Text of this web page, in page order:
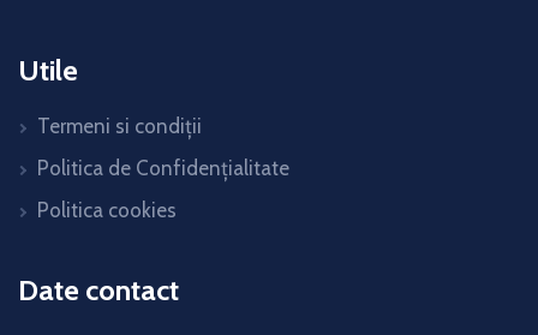
Utile
Termeni si condiții
Politica de Confidențialitate
Politica cookies
Date contact